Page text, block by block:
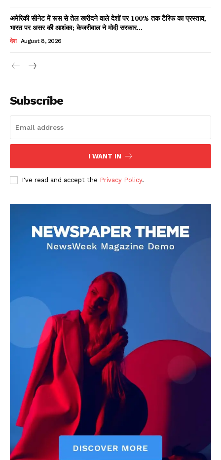
Read Latest News on AIN
AIN NEWS 1
Contact Us
Privacy Policy
Terms of Use Agreement
Facebook
X WhatsApp
Share
अमेरिकी सीनेट में रूस से तेल खरीदने वाले देशों पर 100% तक टैरिफ का प्रस्ताव,
भारत पर असर की आशंका; केजरीवाल ने मोदी सरकार...
देश August 8, 2026
Subscribe
I WANT IN
I've read and accept the Privacy Policy.